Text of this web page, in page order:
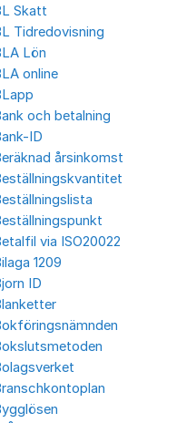
Skatt
Tidredovisning
Lön
online
och betalning
ID
årsinkomst
via ISO20022
1209
ID